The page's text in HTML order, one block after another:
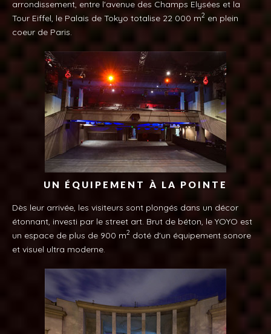
arrondissement, entre l'avenue des Champs Elysées et la
Tour Eiffel, le Palais de Tokyo totalise 22 000 m2 en plein
coeur de Paris.
UN ÉQUIPEMENT À LA POINTE
Dès leur arrivée, les visiteurs sont plongés dans un décor
étonnant, investi par le street art. Brut de béton, le YOYO est
un espace de plus de 900 m2 doté d'un équipement sonore
et visuel ultra moderne.